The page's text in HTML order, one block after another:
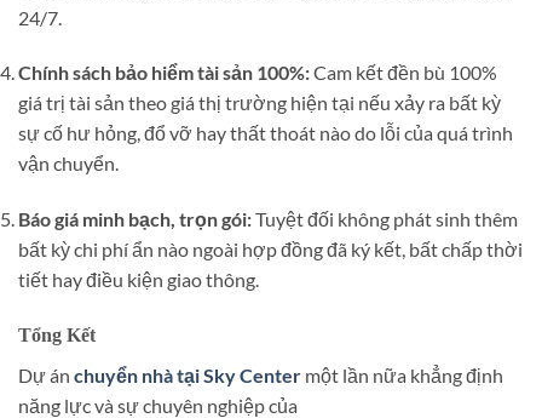
24/7.
Chính sách bảo hiểm tài sản 100%:Cam kết đền bù 100%
giá trị tài sản theo giá thị trường hiện tại nếu xảy ra bất kỳ
sự cố hư hỏng, đổ vỡ hay thất thoát nào do lỗi của quá trình
vận chuyển.
Báo giá minh bạch, trọn gói:Tuyệt đối không phát sinh thêm
bất kỳ chi phí ẩn nào ngoài hợp đồng đã ký kết, bất chấp thời
tiết hay điều kiện giao thông.
Tổng Kết
Dự án chuyển nhà tại Sky Center một lần nữa khẳng định
năng lực và sự chuyên nghiệp của